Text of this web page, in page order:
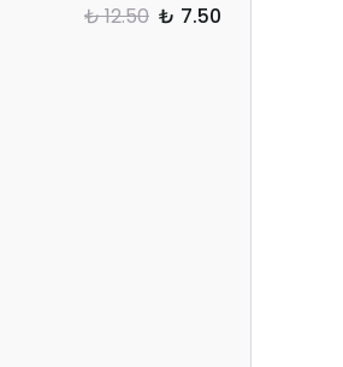
₺ 12.50 ₺ 7.50